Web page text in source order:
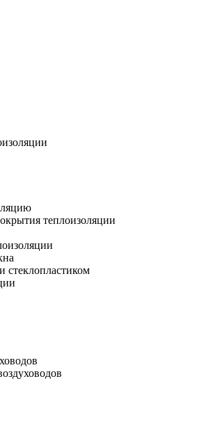
теплоизоляции
стеклопластиком